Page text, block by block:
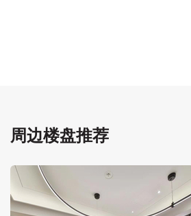
周边楼盘推荐